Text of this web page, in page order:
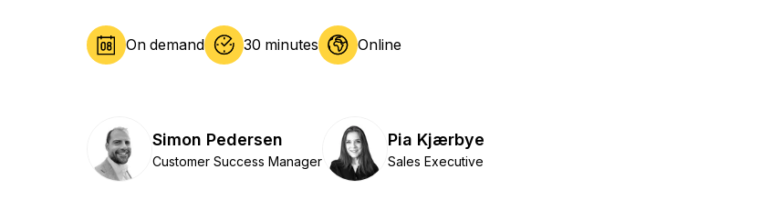
On demand 30 minutes Online
Simon Pedersen
Customer Success Manager
Pia Kjærbye
Sales Executive